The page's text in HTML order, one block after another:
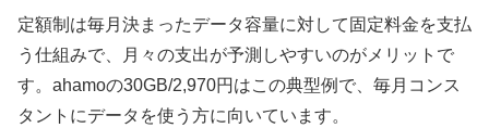
定額制は毎月決まったデータ容量に対して固定料金を支払
う仕組みで、月々の支出が予測しやすいのがメリットで
す。ahamoの30GB/2,970円はこの典型例で、毎月コンス
タントにデータを使う方に向いています。